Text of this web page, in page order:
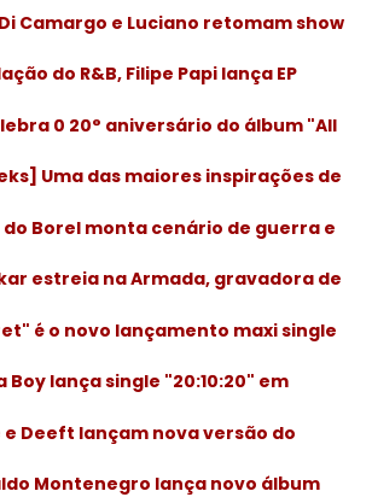
Camargo e Luciano retomam show
do R&B, Filipe Papi lança EP
0 20° aniversário do álbum "All
Uma das maiores inspirações de
do Borel monta cenário de guerra e
estreia na Armada, gravadora de
é o novo lançamento maxi single
Boy lança single "20:10:20" em
e Deeft lançam nova versão do
Montenegro lança novo álbum